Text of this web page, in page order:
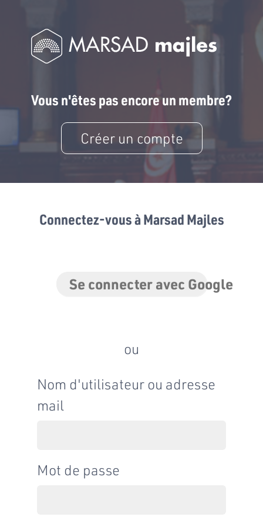
Vous n'êtes pas encore un membre?
Créer un compte
Connectez-vous à Marsad Majles
Se connecter avec Google
ou
Nom d'utilisateur ou adresse
mail
Mot de passe